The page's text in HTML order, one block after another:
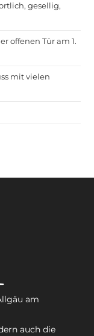
gesellig,
offenen Tür am 1.
mit vielen
am
auch die